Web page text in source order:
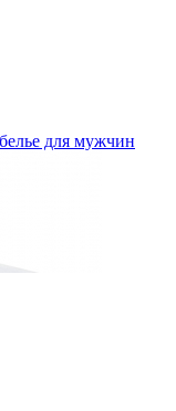
для мужчин